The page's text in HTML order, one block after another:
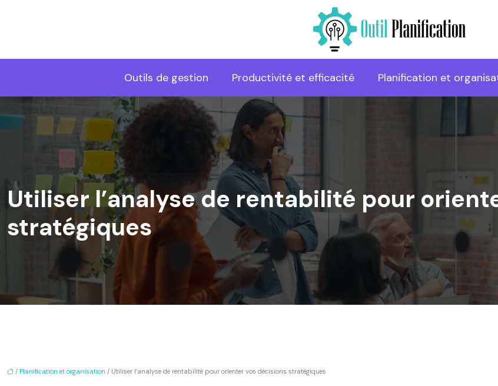
Outils de gestion Productivité et efficacité Planification et
Utiliser l’analyse de rentabilité pour
stratégiques
/ Planification et organisation / Utiliser l’analyse de rentabilité pour orienter vos décisions stratégiques